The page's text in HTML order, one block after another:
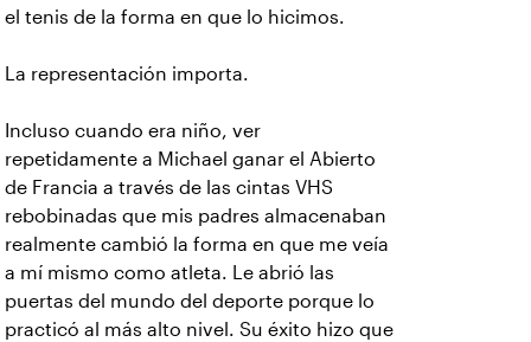
el tenis de la forma en que lo hicimos.
La representación importa.
Incluso cuando era niño, ver
repetidamente a Michael ganar el Abierto
de Francia a través de las cintas VHS
rebobinadas que mis padres almacenaban
realmente cambió la forma en que me veía
a mí mismo como atleta. Le abrió las
puertas del mundo del deporte porque lo
practicó al más alto nivel. Su éxito hizo que